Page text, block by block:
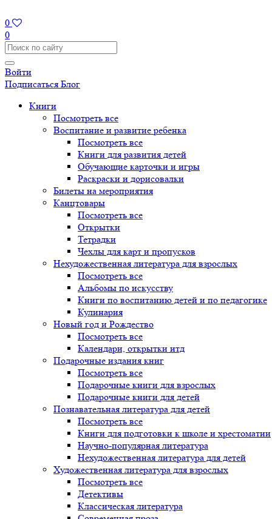
0
0
Войти
Подписаться Блог
Книги
Посмотреть все
Воспитание и развитие ребенка
Посмотреть все
Книги для развития детей
Обучающие карточки и игры
Раскраски и дорисовалки
Билеты на мероприятия
Канцтовары
Посмотреть все
Открытки
Тетрадки
Чехлы для карт и пропусков
Нехудожественная литература для взрослых
Посмотреть все
Альбомы по искусству
Книги по воспитанию детей и по педагогике
Кулинария
Новый год и Рождество
Посмотреть все
Календари, открытки итд
Подарочные издания книг
Посмотреть все
Подарочные книги для взрослых
Подарочные книги для детей
Познавательная литература для детей
Посмотреть все
Книги для подготовки к школе и хрестоматии
Научно-популярная литература
Нехудожественная литература для детей
Художественная литература для взрослых
Посмотреть все
Детективы
Классическая литература